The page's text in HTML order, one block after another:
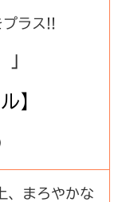
プラス!!
】
、まろやかな